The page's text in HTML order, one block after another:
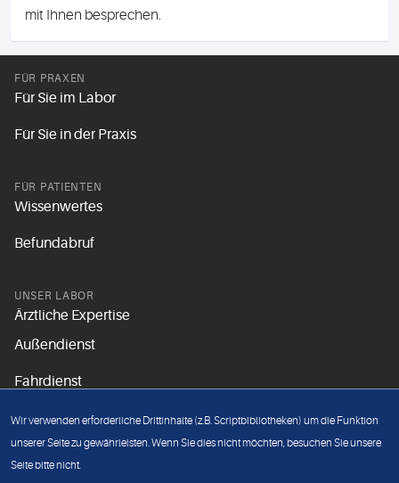
mit Ihnen besprechen.
FÜR PRAXEN
Für Sie im Labor
Für Sie in der Praxis
FÜR PATIENTEN
Wissenwertes
Befundabruf
UNSER LABOR
Ärztliche Expertise
Außendienst
Fahrdienst
Unsere Grundsätze
Wir verwenden erforderliche Drittinhalte (z.B. Scriptbibliotheken) um die Funktion
unserer Seite zu gewährleisten. Wenn Sie dies nicht möchten, besuchen Sie unsere
Seite bitte nicht.